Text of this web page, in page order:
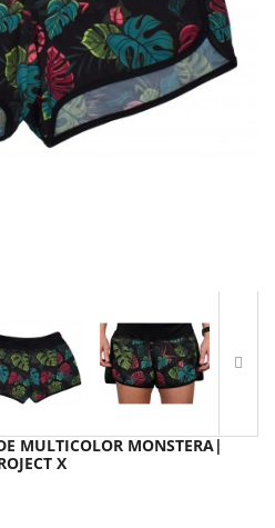
MULTICOLOR MONSTERA|
X